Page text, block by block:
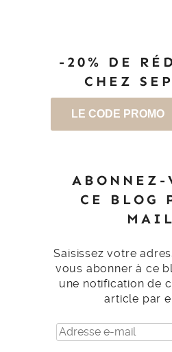
-20% DE
CHEZ
LE CODE PROMO
ABONNEZ-
CE BLOG
Saisissez votre
vous abonner à ce
une notification de
article par
Adresse
e-